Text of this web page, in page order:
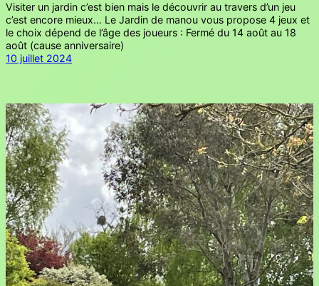
Visiter un jardin c’est bien mais le découvrir au travers d’un jeu
c’est encore mieux… Le Jardin de manou vous propose 4 jeux et
le choix dépend de l’âge des joueurs : Fermé du 14 août au 18
août (cause anniversaire)
10 juillet 2024